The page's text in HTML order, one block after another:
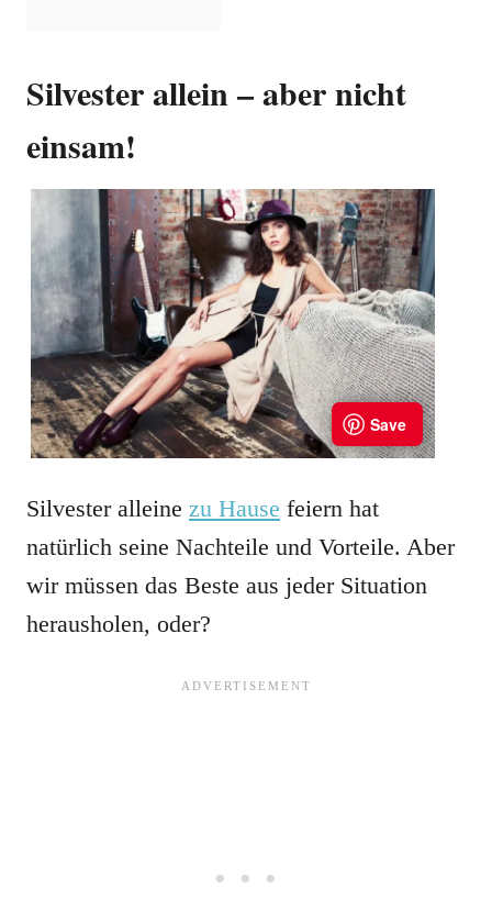
Silvester allein – aber nicht
einsam!
Silvester alleine zu Hause feiern hat
natürlich seine Nachteile und Vorteile. Aber
wir müssen das Beste aus jeder Situation
herausholen, oder?